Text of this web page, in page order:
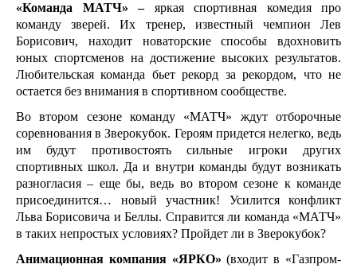
«Команда МАТЧ» – яркая спортивная комедия про
команду зверей. Их тренер, известный чемпион Лев
Борисович, находит новаторские способы вдохновить
юных спортсменов на достижение высоких результатов.
Любительская команда бьет рекорд за рекордом, что не
остается без внимания в спортивном сообществе.
Во втором сезоне команду «МАТЧ» ждут отборочные
соревнования в Зверокубок. Героям придется нелегко, ведь
им будут противостоять сильные игроки других
спортивных школ. Да и внутри команды будут возникать
разногласия – еще бы, ведь во втором сезоне к команде
присоединится… новый участник! Усилится конфликт
Льва Борисовича и Беллы. Справится ли команда «МАТЧ»
в таких непростых условиях? Пройдет ли в Зверокубок?
Анимационная компания «ЯРКО» (входит в «Газпром-